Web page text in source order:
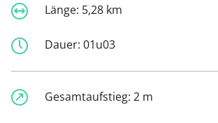
Länge: 5,28 km
Dauer: 01u03
Gesamtaufstieg: 2 m